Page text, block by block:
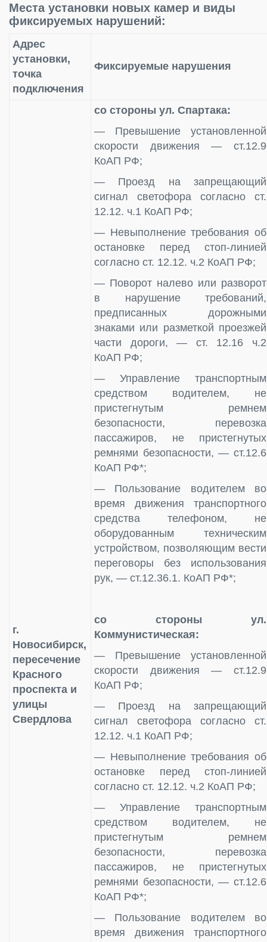
Места установки новых камер и виды
фиксируемых нарушений:
Адрес
установки,
точка
подключения
Фиксируемые нарушения
г.
Новосибирск,
пересечение
Красного
проспекта и
улицы
Свердлова
со стороны ул. Спартака:
— Превышение установленной
скорости движения — ст.12.9
КоАП РФ;
— Проезд на запрещающий
сигнал светофора согласно ст.
12.12. ч.1 КоАП РФ;
— Невыполнение требования об
остановке перед стоп-линией
согласно ст. 12.12. ч.2 КоАП РФ;
— Поворот налево или разворот
в нарушение требований,
предписанных дорожными
знаками или разметкой проезжей
части дороги, — ст. 12.16 ч.2
КоАП РФ;
— Управление транспортным
средством водителем, не
пристегнутым ремнем
безопасности, перевозка
пассажиров, не пристегнутых
ремнями безопасности, — ст.12.6
КоАП РФ*;
— Пользование водителем во
время движения транспортного
средства телефоном, не
оборудованным техническим
устройством, позволяющим вести
переговоры без использования
рук, — ст.12.36.1. КоАП РФ*;
со стороны ул.
Коммунистическая:
— Превышение установленной
скорости движения — ст.12.9
КоАП РФ;
— Проезд на запрещающий
сигнал светофора согласно ст.
12.12. ч.1 КоАП РФ;
— Невыполнение требования об
остановке перед стоп-линией
согласно ст. 12.12. ч.2 КоАП РФ;
— Управление транспортным
средством водителем, не
пристегнутым ремнем
безопасности, перевозка
пассажиров, не пристегнутых
ремнями безопасности, — ст.12.6
КоАП РФ*;
— Пользование водителем во
время движения транспортного